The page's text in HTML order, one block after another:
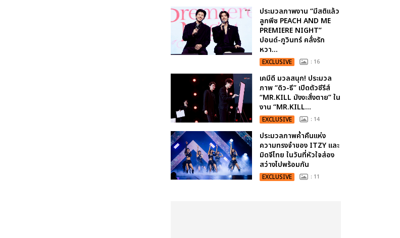
ประมวลภาพงาน “มีสติแล้ว
ลูกพีช PEACH AND ME
PREMIERE NIGHT”
ปอนด์-ภูวินทร์ คลั่งรัก
หวา...
EXCLUSIVE : 16
เคมีดี มวลสนุก! ประมวล
ภาพ “ดิว-ธี” เปิดตัวซีรีส์
“MR.KILL มังงะสั่งตาย” ใน
งาน “MR.KILL...
EXCLUSIVE : 14
ประมวลภาพค่ำคืนแห่ง
ความทรงจำของ ITZY และ
มิดจีไทย ในวันที่หัวใจส่อง
สว่างไปพร้อมกัน
EXCLUSIVE : 11